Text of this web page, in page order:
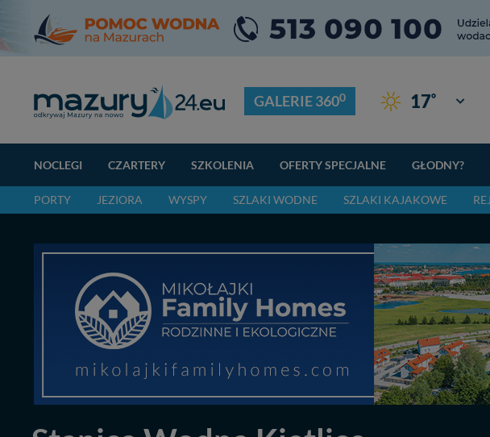
GALERIE 3600 17° Giżycko
NOCLEGI CZARTERY SZKOLENIA OFERTY SPECJALNE GŁODNY?
PORTY JEZIORA WYSPY SZLAKI WODNE SZLAKI KAJAKOWE